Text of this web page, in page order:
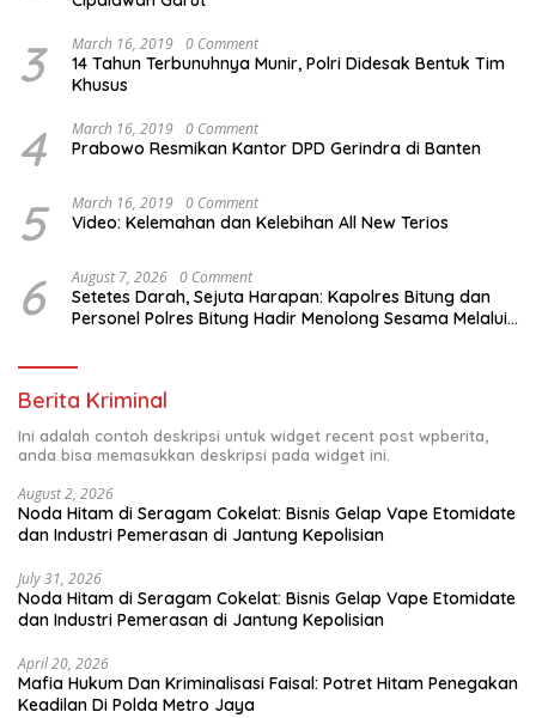
3 March 16, 2019 0 Comment
14 Tahun Terbunuhnya Munir, Polri Didesak Bentuk Tim
Khusus
4 March 16, 2019 0 Comment
Prabowo Resmikan Kantor DPD Gerindra di Banten
5 March 16, 2019 0 Comment
Video: Kelemahan dan Kelebihan All New Terios
6 August 7, 2026 0 Comment
Setetes Darah, Sejuta Harapan: Kapolres Bitung dan
Personel Polres Bitung Hadir Menolong Sesama Melalui
Berita Kriminal
Ini adalah contoh deskripsi untuk widget recent post wpberita,
anda bisa memasukkan deskripsi pada widget ini.
August 2, 2026
Noda Hitam di Seragam Cokelat: Bisnis Gelap Vape Etomidate
dan Industri Pemerasan di Jantung Kepolisian
July 31, 2026
Noda Hitam di Seragam Cokelat: Bisnis Gelap Vape Etomidate
dan Industri Pemerasan di Jantung Kepolisian
April 20, 2026
Mafia Hukum Dan Kriminalisasi Faisal: Potret Hitam Penegakan
Keadilan Di Polda Metro Jaya